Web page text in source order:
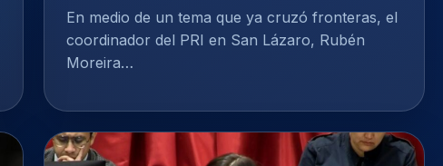
En medio de un tema que ya cruzó fronteras, el
coordinador del PRI en San Lázaro, Rubén
Moreira…